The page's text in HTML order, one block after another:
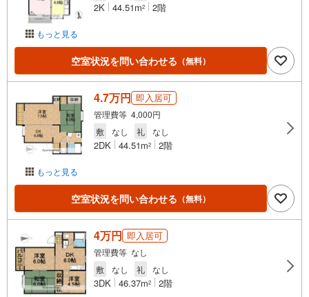
もっと見る
2K 44.51m2 2階
空室状況を問い合わせる （無料）
もっと見る
4.7万円 即入居可
管理費等 4,000円
敷
なし 礼 なし
2DK 44.51m2 2階
空室状況を問い合わせる （無料）
4万円 即入居可
管理費等 なし
敷
なし 礼 なし
3DK 46.37m2 2階